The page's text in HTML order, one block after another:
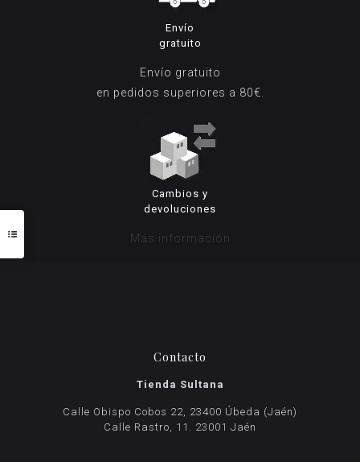
Envío
gratuito
Envío gratuito
en pedidos superiores a 80€.
Cambios y
devoluciones
Más información
Contacto
Tienda Sultana
Calle Obispo Cobos 22, 23400 Úbeda (Jaén)
Calle Rastro, 11. 23001 Jaén